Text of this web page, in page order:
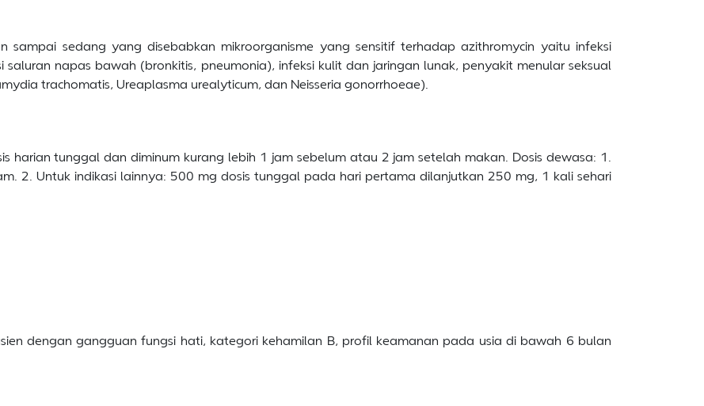
sampai sedang yang disebabkan mikroorganisme yang sensitif terhadap azithromycin yaitu infeksi
napas bawah (bronkitis, pneumonia), infeksi kulit dan jaringan lunak, penyakit menular seksual
trachomatis, Ureaplasma urealyticum, dan Neisseria gonorrhoeae).
harian tunggal dan diminum kurang lebih 1 jam sebelum atau 2 jam setelah makan. Dosis dewasa: 1.
2. Untuk indikasi lainnya: 500 mg dosis tunggal pada hari pertama dilanjutkan 250 mg, 1 kali sehari
dengan gangguan fungsi hati, kategori kehamilan B, profil keamanan pada usia di bawah 6 bulan